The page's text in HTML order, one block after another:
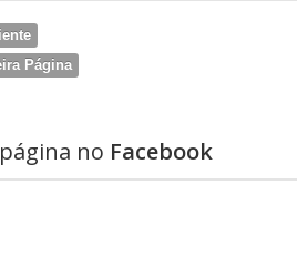
Página
no Facebook